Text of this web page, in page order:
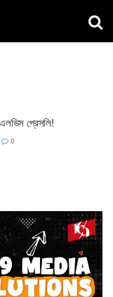
এলভিস প্রেসলি!
0